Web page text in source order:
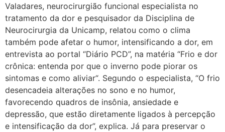
Valadares, neurocirurgião funcional especialista no
tratamento da dor e pesquisador da Disciplina de
Neurocirurgia da Unicamp, relatou como o clima
também pode afetar o humor, intensificando a dor, em
entrevista ao portal “Diário PCD”, na matéria “Frio e dor
crônica: entenda por que o inverno pode piorar os
sintomas e como aliviar“. Segundo o especialista, “O frio
desencadeia alterações no sono e no humor,
favorecendo quadros de insônia, ansiedade e
depressão, que estão diretamente ligados à percepção
e intensificação da dor”, explica. Já para preservar o